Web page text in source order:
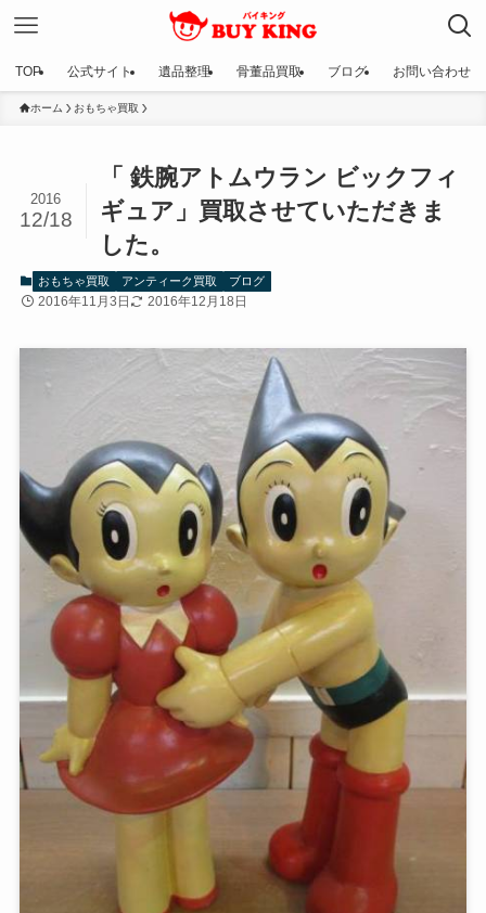
TOP 公式サイト 遺品整理 骨董品買取 ブログ お問い合わせ
ホーム おもちゃ買取
「 鉄腕アトムウラン ビックフィ
ギュア」買取させていただきま
した。
2016
12/18
おもちゃ買取 アンティーク買取 ブログ
2016年11月3日 2016年12月18日